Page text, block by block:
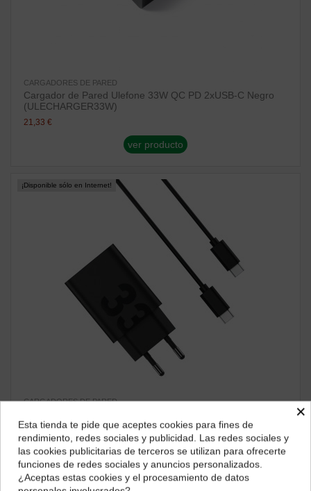
CARGADORES DE PARED
Cargador de Pared Ulefone 33W QC PD 2xUSB-C Negro
(ULECHARGER33W)
21,33 €
ver producto
¡Disponible sólo en Internet!
CARGADORES DE PARED
a USB-C Negro (119MOTO33W)
25,21 €
ver producto
¿Dónde deseas recibir tu pedido?
Selecciona tu ubicación para mostrarte los precios e
impuestos correctos para tu región.
×
Esta tienda te pide que aceptes cookies para fines de
rendimiento, redes sociales y publicidad. Las redes sociales y
las cookies publicitarias de terceros se utilizan para ofrecerte
funciones de redes sociales y anuncios personalizados.
¿Aceptas estas cookies y el procesamiento de datos